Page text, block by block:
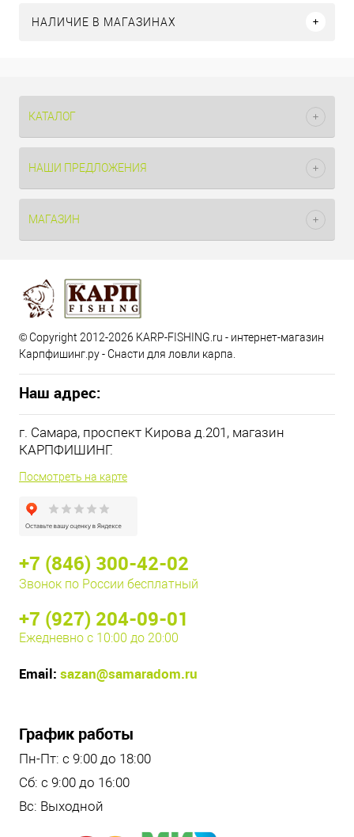
НАЛИЧИЕ В МАГАЗИНАХ
КАТАЛОГ
НАШИ ПРЕДЛОЖЕНИЯ
МАГАЗИН
© Copyright 2012-2026 KARP-FISHING.ru - интернет-магазин
Карпфишинг.ру - Снасти для ловли карпа.
Наш адрес:
г. Самара, проспект Кирова д.201, магазин
КАРПФИШИНГ.
Посмотреть на карте
+7 (846) 300-42-02
Звонок по России бесплатный
+7 (927) 204-09-01
Ежедневно с 10:00 до 20:00
Email: sazan@samaradom.ru
График работы
Пн-Пт: с 9:00 до 18:00
Сб: с 9:00 до 16:00
Вс: Выходной